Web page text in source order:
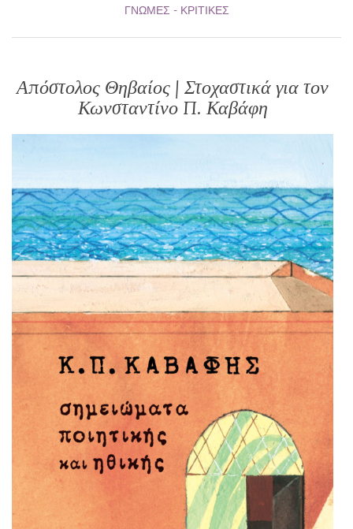
ΓΝΏΜΕΣ - ΚΡΙΤΙΚΈΣ
Απόστολος Θηβαίος | Στοχαστικά για τον
Κωνσταντίνο Π. Καβάφη